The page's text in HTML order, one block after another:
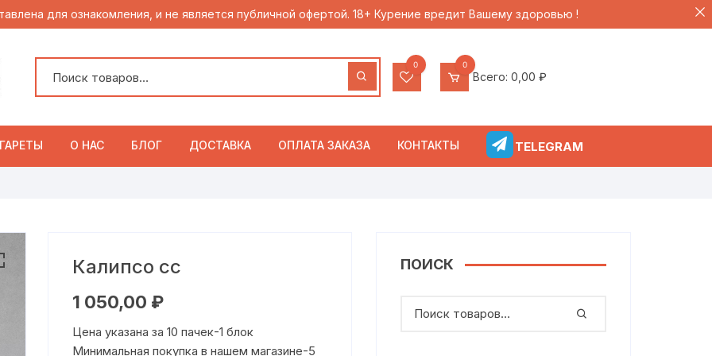
для ознакомления, и не является публичной офертой. 18+ Курение вредит Вашему здоровью !
0 0
Всего: 0,00 ₽
О НАС БЛОГ ДОСТАВКА ОПЛАТА ЗАКАЗА КОНТАКТЫ TELEGRAM
Калипсо сс
1 050,00 ₽
Цена указана за 10 пачек-1 блок
Минимальная покупка в нашем магазине-5
ПОИСК